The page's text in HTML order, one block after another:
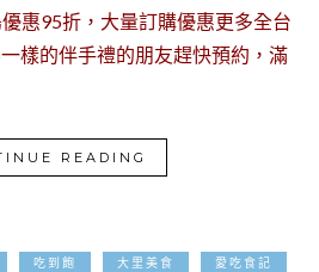
惠95折，大量訂購優惠更多全台
樣的伴手禮的朋友趕快預約，滿
READING
吃到飽 大里美食 愛吃食記